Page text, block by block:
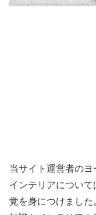
当サイト運営者のヨ
インテリアについ
覚を身につけまし